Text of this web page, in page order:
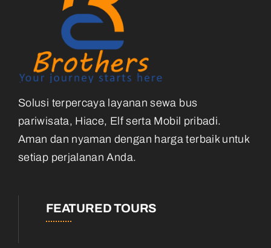
Solusi terpercaya layanan sewa bus
pariwisata, Hiace, Elf serta Mobil pribadi.
Aman dan nyaman dengan harga terbaik untuk
setiap perjalanan Anda.
FEATURED TOURS